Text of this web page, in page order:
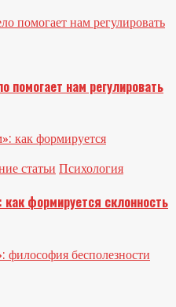
помогает нам регулировать
статьи Психология
формируется склонность